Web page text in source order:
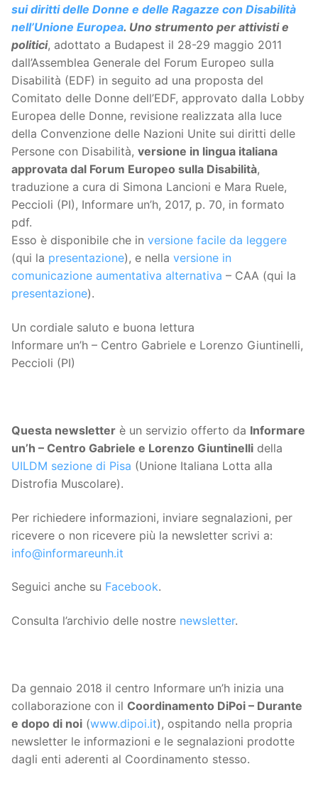
sui diritti delle Donne e delle Ragazze con Disabilità
nell’Unione Europea. Uno strumento per attivisti e
politici, adottato a Budapest il 28-29 maggio 2011
dall’Assemblea Generale del Forum Europeo sulla
Disabilità (EDF) in seguito ad una proposta del
Comitato delle Donne dell’EDF, approvato dalla Lobby
Europea delle Donne, revisione realizzata alla luce
della Convenzione delle Nazioni Unite sui diritti delle
Persone con Disabilità, versione in lingua italiana
approvata dal Forum Europeo sulla Disabilità,
traduzione a cura di Simona Lancioni e Mara Ruele,
Peccioli (PI), Informare un’h, 2017, p. 70, in formato
pdf.
Esso è disponibile che in versione facile da leggere
(qui la presentazione), e nella versione in
comunicazione aumentativa alternativa – CAA (qui la
presentazione).
Un cordiale saluto e buona lettura
Informare un’h – Centro Gabriele e Lorenzo Giuntinelli,
Peccioli (PI)
Questa newsletter è un servizio offerto da Informare
un’h – Centro Gabriele e Lorenzo Giuntinelli della
UILDM sezione di Pisa (Unione Italiana Lotta alla
Distrofia Muscolare).
Per richiedere informazioni, inviare segnalazioni, per
ricevere o non ricevere più la newsletter scrivi a:
info@informareunh.it
Seguici anche su Facebook.
Consulta l’archivio delle nostre newsletter.
Da gennaio 2018 il centro Informare un’h inizia una
collaborazione con il Coordinamento DiPoi – Durante
e dopo di noi (www.dipoi.it), ospitando nella propria
newsletter le informazioni e le segnalazioni prodotte
dagli enti aderenti al Coordinamento stesso.